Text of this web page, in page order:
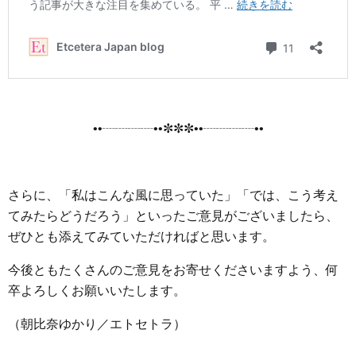
••┈┈┈┈••✼✼✼••┈┈┈┈••
さらに、「私はこんな風に思っていた」「では、こう考え
てみたらどうだろう」といったご意見がございましたら、
ぜひとも添えてみていただければと思います。
今後ともたくさんのご意見をお寄せくださいますよう、何
卒よろしくお願いいたします。
（朝比奈ゆかり／エトセトラ）